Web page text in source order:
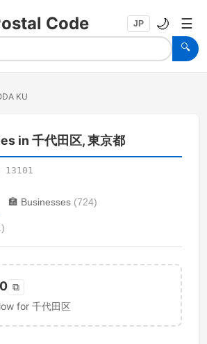
Code
🔍
JP 🌙 ☰
KU
in 千代田区, 東京都
13101
🏣 Businesses (724)
)
⧉
for 千代田区